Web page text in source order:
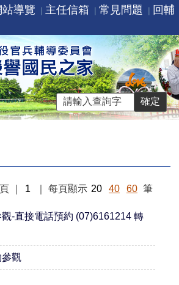
站導覽 主任信箱 常見問題
回輔
頁 1 每頁顯示 20 40 60 筆
-直接電話預約 (07)6161214 轉
觀